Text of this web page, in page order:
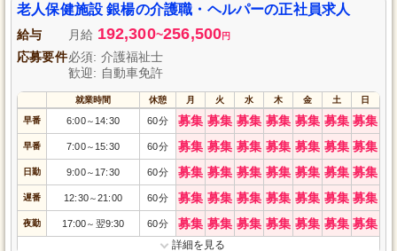
老人保健施設 銀楊の介護職・ヘルパーの正社員求人
給与 月給 192,300~256,500円
応募要件必須: 介護福祉士
歓迎: 自動車免許
就業時間 休憩 月 火 水 木 金 土 日
早番 6:00～ 14:30 60分 募集 募集 募集 募集 募集 募集 募集
早番 7:00～ 15:30 60分 募集 募集 募集 募集 募集 募集 募集
日勤 9:00～ 17:30 60分 募集 募集 募集 募集 募集 募集 募集
遅番 12:30～21:00 60分 募集 募集 募集 募集 募集 募集 募集
夜勤 17:00～ 翌9:30 60分 募集 募集 募集 募集 募集 募集 募集
詳細を見る